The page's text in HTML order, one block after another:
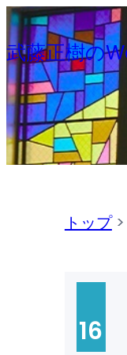
内
容
を
ス
キ
ッ
武藤正樹の
トップ>
16